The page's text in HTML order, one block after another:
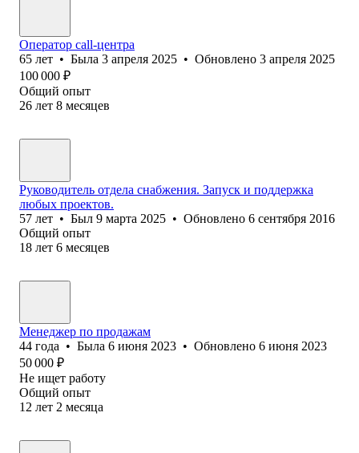
Оператор call-центра
65 лет • Была 3 апреля 2025 • Обновлено 3 апреля 2025
100 000 ₽
Общий опыт
26 лет 8 месяцев
Руководитель отдела снабжения. Запуск и поддержка
любых проектов.
57 лет • Был 9 марта 2025 • Обновлено 6 сентября 2016
Общий опыт
18 лет 6 месяцев
Менеджер по продажам
44 года • Была 6 июня 2023 • Обновлено 6 июня 2023
50 000 ₽
Не ищет работу
Общий опыт
12 лет 2 месяца